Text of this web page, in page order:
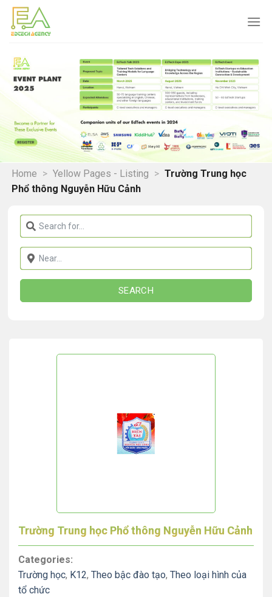
Skip
content
Home > Yellow Pages - Listing > Trường Trung học
Phổ thông Nguyễn Hữu Cảnh
SEARCH
Trường Trung học Phổ thông Nguyễn Hữu Cảnh
Categories:
Trường học, K12, Theo bậc đào tạo, Theo loại hình của
tổ chức